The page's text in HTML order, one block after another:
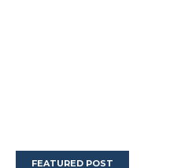
FEATURED POST